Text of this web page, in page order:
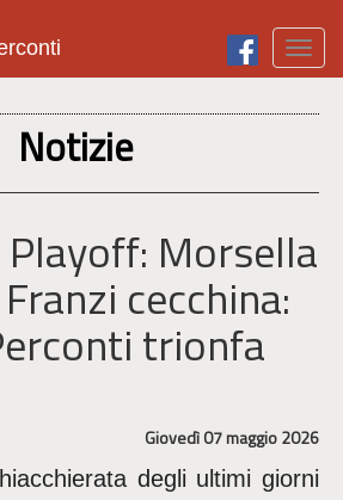
Notizie
Morsella
cecchina:
trionfa
Giovedì 07 maggio 2026
degli ultimi giorni